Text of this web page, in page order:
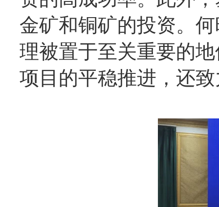
金矿和铜矿的投资。
理被置于至关重要的
项目的平稳推进，还